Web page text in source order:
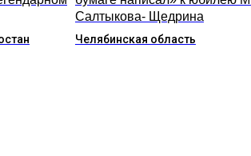
Салтыкова- Щедрина
Челябинская область